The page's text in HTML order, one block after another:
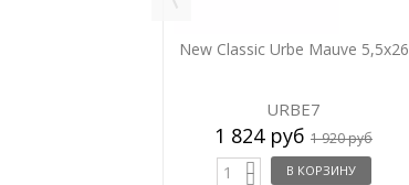
New Classic Urbe Mauve 5,5x26
URBE7
1 824 руб 1 920 руб
В КОРЗИНУ